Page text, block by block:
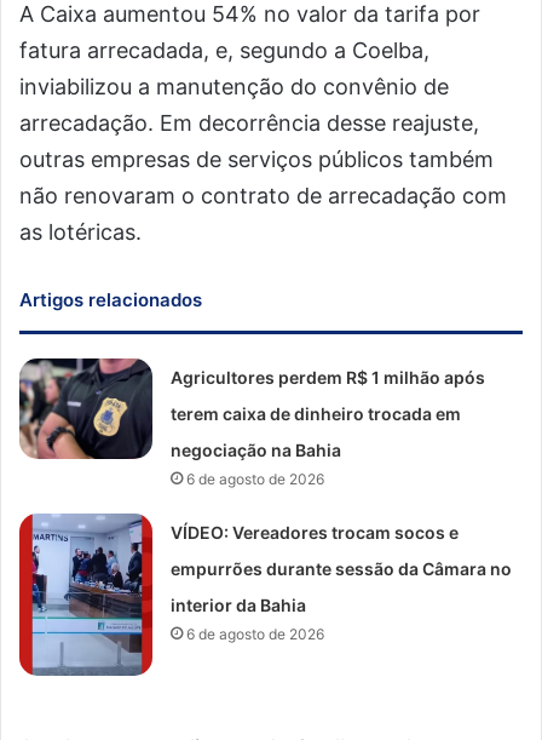
A Caixa aumentou 54% no valor da tarifa por
fatura arrecadada, e, segundo a Coelba,
inviabilizou a manutenção do convênio de
arrecadação. Em decorrência desse reajuste,
outras empresas de serviços públicos também
não renovaram o contrato de arrecadação com
as lotéricas.
Artigos relacionados
Agricultores perdem R$ 1 milhão após
terem caixa de dinheiro trocada em
negociação na Bahia
6 de agosto de 2026
VÍDEO: Vereadores trocam socos e
empurrões durante sessão da Câmara no
interior da Bahia
6 de agosto de 2026